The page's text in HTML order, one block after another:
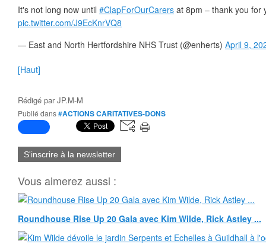
It's not long now until #ClapForOurCarers at 8pm – thank you for
pic.twitter.com/J9EcKnrVQ8
— East and North Hertfordshire NHS Trust (@enherts) April 9,
[Haut]
Rédigé parJP.M-M
Publié dans#ACTIONS CARITATIVES-DONS
S'inscrire à la newsletter
Vous aimerez aussi :
Roundhouse Rise Up 20 Gala avec Kim Wilde, Rick Astley ...